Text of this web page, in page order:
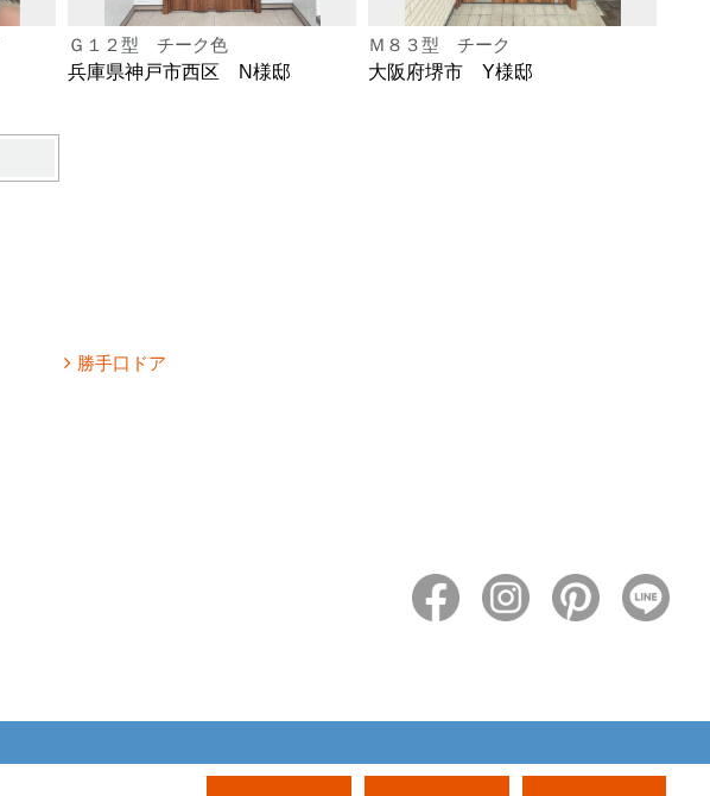
Ｇ１２型 チーク色
兵庫県神戸市西区 N様邸
Ｍ８３型 チーク
大阪府堺市 Y様邸
勝手口ドア